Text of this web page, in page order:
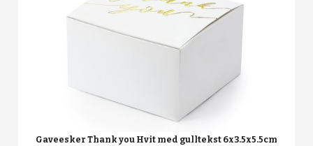
Gaveesker Thank you Hvit med gulltekst 6x3.5x5.5cm